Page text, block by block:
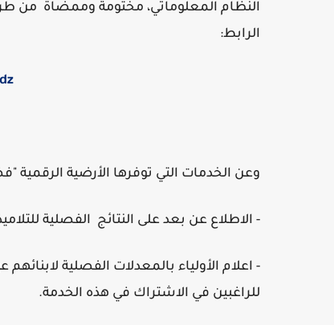
النظام المعلوماتي، مختومة وممضاة من
الرابط:
وعن الخدمات التي توفرها الأرضية الرقمية
- الاطلاع عن بعد على النتائج الفصلية
للراغبين في الاشتراك في هذه الخدمة.